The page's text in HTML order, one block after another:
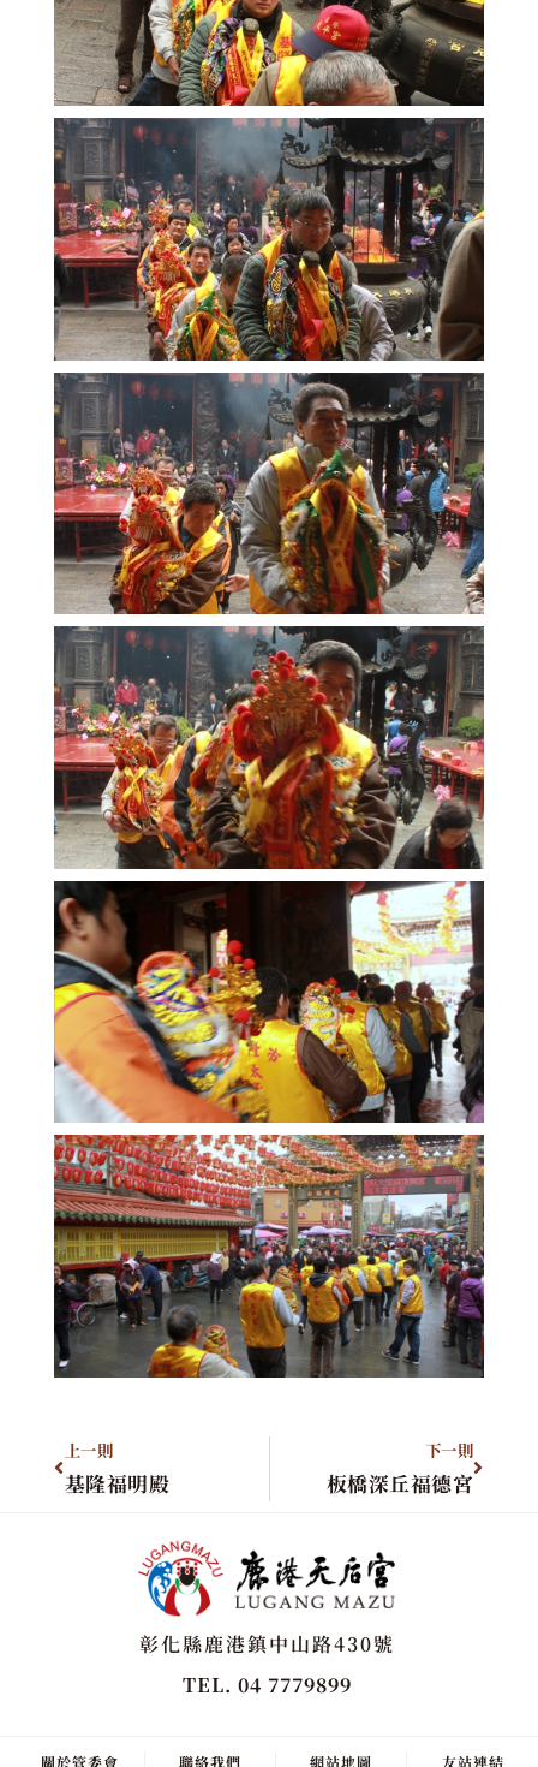
上一則
基隆福明殿
下一則
板橋深丘福德宮
彰化縣鹿港鎮中山路430號
TEL. 04 7779899
關於管委會 聯絡我們 網站地圖 友站連結